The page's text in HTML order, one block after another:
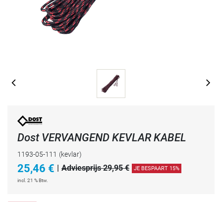
Dost VERVANGEND KEVLAR KABEL
1193-05-111 (kevlar)
25,46 € | Adviesprijs 29,95 € JE BESPAART 15%
incl. 21 % Btw.